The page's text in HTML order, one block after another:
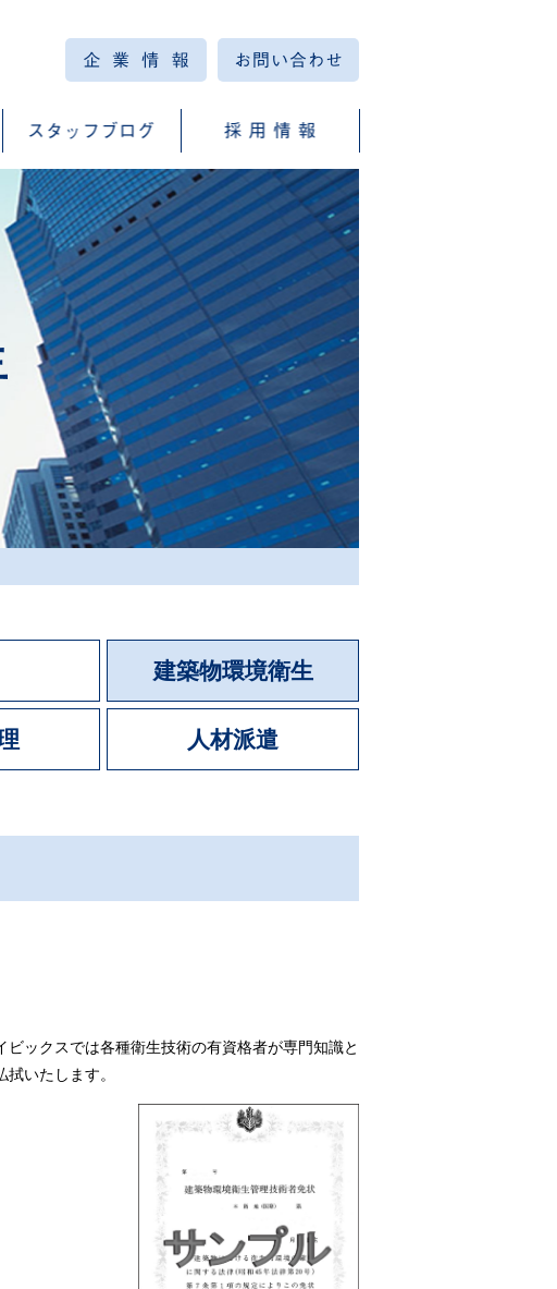
建築物環境衛生
人材派遣
ックスでは各種衛生技術の有資格者が専門知識と
いたします。